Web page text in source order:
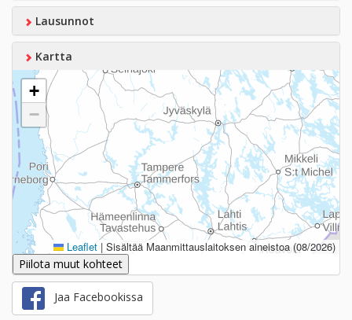
Lausunnot
Kartta
+
−
Leaflet | Sisältää Maanmittauslaitoksen aineistoa (08/2026)
Piilota muut kohteet
Jaa Facebookissa